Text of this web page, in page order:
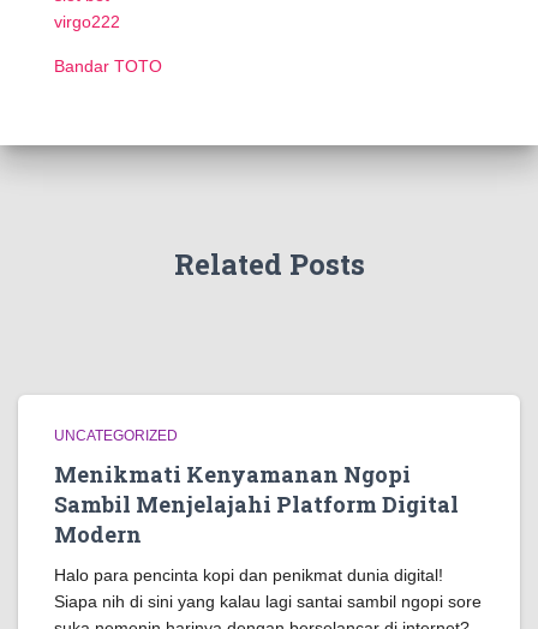
virgo222
Bandar TOTO
Related Posts
UNCATEGORIZED
Menikmati Kenyamanan Ngopi
Sambil Menjelajahi Platform Digital
Modern
Halo para pencinta kopi dan penikmat dunia digital!
Siapa nih di sini yang kalau lagi santai sambil ngopi sore